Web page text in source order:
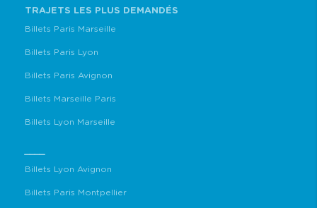
TRAJETS LES PLUS DEMANDÉS
Billets Paris Marseille
Billets Paris Lyon
Billets Paris Avignon
Billets Marseille Paris
Billets Lyon Marseille
Billets Lyon Avignon
Billets Paris Montpellier